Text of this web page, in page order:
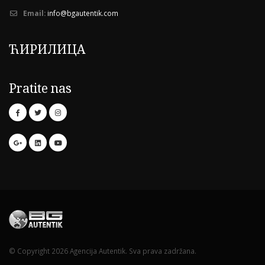
Email: info@bgautentik.com
ЋИРИЛИЦА
Pratite nas
© Copyright 2026 Agencija Autentik. Sva prava zadržana.